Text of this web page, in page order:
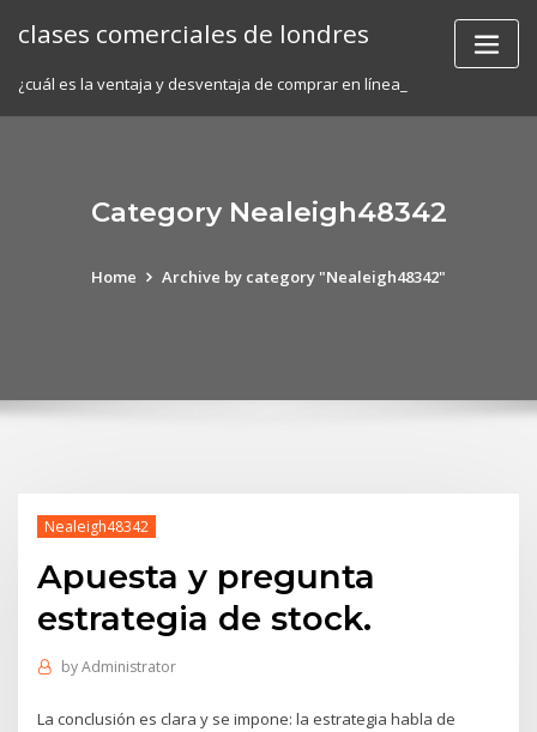
clases comerciales de londres
¿cuál es la ventaja y desventaja de comprar en línea_
Category Nealeigh48342
Home Archive by category "Nealeigh48342"
Nealeigh48342
Apuesta y pregunta
estrategia de stock.
byAdministrator
La conclusión es clara y se impone: la estrategia habla de